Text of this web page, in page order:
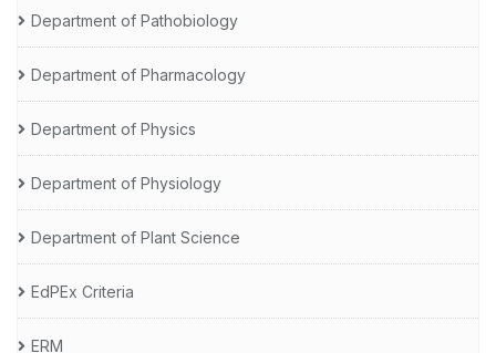
Department of Pathobiology
Department of Pharmacology
Department of Physics
Department of Physiology
Department of Plant Science
EdPEx Criteria
ERM